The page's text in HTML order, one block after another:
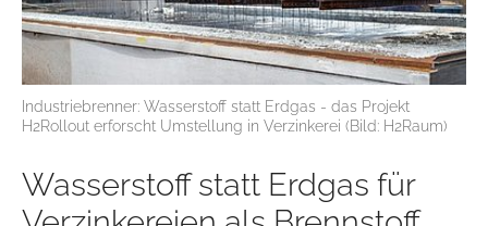
Industriebrenner: Wasserstoff statt Erdgas - das Projekt
H2Rollout erforscht Umstellung in Verzinkerei (Bild: H2Raum)
Wasserstoff statt Erdgas für